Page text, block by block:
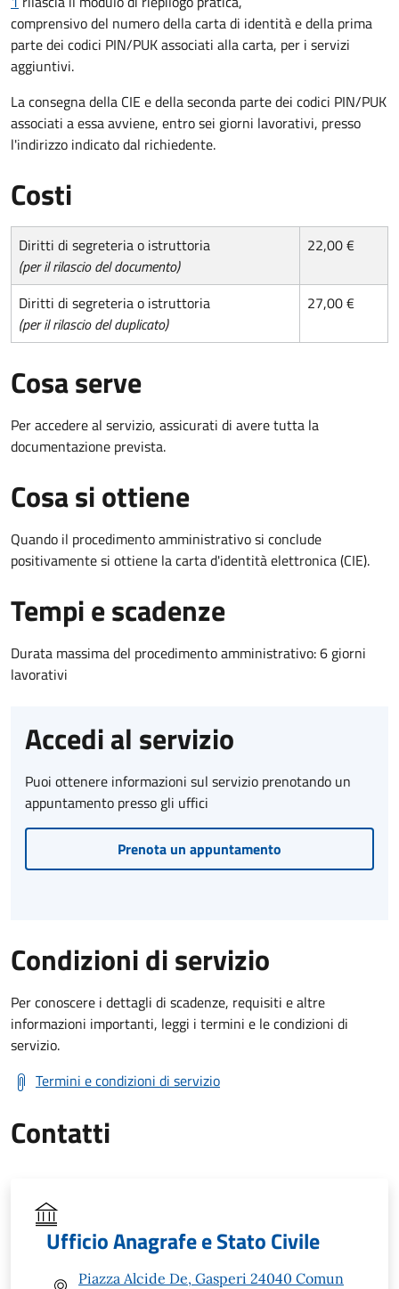
comprensivo del numero della carta di identità e della prima
parte dei codici PIN/PUK associati alla carta, per i servizi
aggiuntivi.
La consegna della CIE e della seconda parte dei codici PIN/PUK
associati a essa avviene, entro sei giorni lavorativi, presso
l'indirizzo indicato dal richiedente.
Costi
Diritti di segreteria o istruttoria
(per il rilascio del documento)
22,00 €
Diritti di segreteria o istruttoria
(per il rilascio del duplicato)
27,00 €
Cosa serve
Per accedere al servizio, assicurati di avere tutta la
documentazione prevista.
Cosa si ottiene
Quando il procedimento amministrativo si conclude
positivamente si ottiene la carta d'identità elettronica (CIE).
Tempi e scadenze
Durata massima del procedimento amministrativo: 6 giorni
lavorativi
Accedi al servizio
Puoi ottenere informazioni sul servizio prenotando un
appuntamento presso gli uffici
Prenota un appuntamento
Condizioni di servizio
Per conoscere i dettagli di scadenze, requisiti e altre
informazioni importanti, leggi i termini e le condizioni di
servizio.
Termini e condizioni di servizio
Contatti
Ufficio Anagrafe e Stato Civile
Piazza Alcide De, Gasperi 24040 Comun